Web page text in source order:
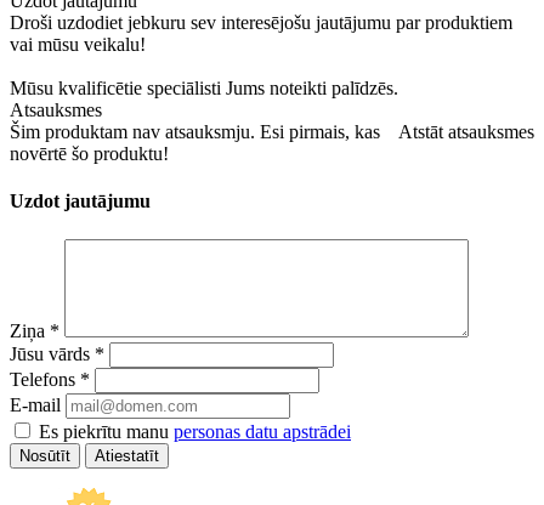
Droši uzdodiet jebkuru sev interesējošu jautājumu par produktiem
vai mūsu veikalu!
Mūsu kvalificētie speciālisti Jums noteikti palīdzēs.
Atsauksmes
Atstāt atsauksmes
Šim produktam nav atsauksmju. Esi pirmais, kas
novērtē šo produktu!
Uzdot jautājumu
Ziņa *
Jūsu vārds *
Telefons *
E-mail
Es piekrītu manu personas datu apstrādei
Atiestatīt